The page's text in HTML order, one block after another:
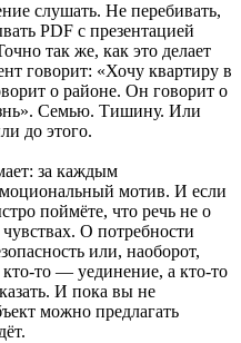
слушать. Не перебивать,
PDF с презентацией
так же, как это делает
говорит: «Хочу квартиру в
о районе. Он говорит о
Семью. Тишину. Или
до этого.
за каждым
мотив. И если
поймёте, что речь не о
О потребности
или, наоборот,
кто-то — уединение, а кто-то
И пока вы не
можно предлагать